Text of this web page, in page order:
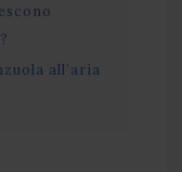
all’aria